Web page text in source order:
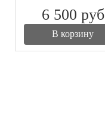
6 500 руб
В корзину